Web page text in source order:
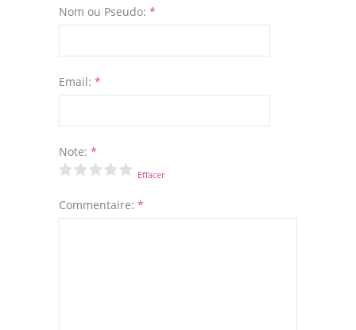
Nom ou Pseudo: *
Email: *
Note: *
Effacer
Commentaire: *